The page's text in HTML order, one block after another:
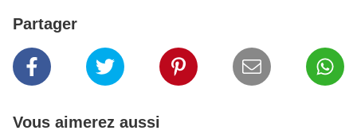
Partager
Vous aimerez aussi